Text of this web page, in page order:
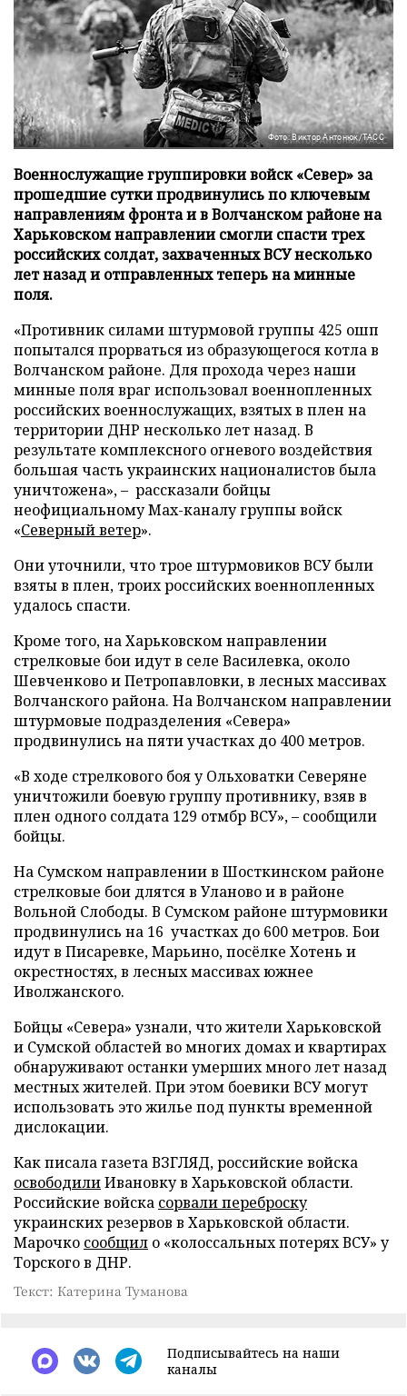
Фото: Виктор Антонюк/ТАСС
Военнослужащие группировки войск «Север» за
прошедшие сутки продвинулись по ключевым
направлениям фронта и в Волчанском районе на
Харьковском направлении смогли спасти трех
российских солдат, захваченных ВСУ несколько
лет назад и отправленных теперь на минные
поля.
«Противник силами штурмовой группы 425 ошп
попытался прорваться из образующегося котла в
Волчанском районе. Для прохода через наши
минные поля враг использовал военнопленных
российских военнослужащих, взятых в плен на
территории ДНР несколько лет назад. В
результате комплексного огневого воздействия
большая часть украинских националистов была
уничтожена», – рассказали бойцы
неофициальному Max-каналу группы войск
«Северный ветер».
Они уточнили, что трое штурмовиков ВСУ были
взяты в плен, троих российских военнопленных
удалось спасти.
Кроме того, на Харьковском направлении
стрелковые бои идут в селе Василевка, около
Шевченково и Петропавловки, в лесных массивах
Волчанского района. На Волчанском направлении
штурмовые подразделения «Севера»
продвинулись на пяти участках до 400 метров.
«В ходе стрелкового боя у Ольховатки Северяне
уничтожили боевую группу противнику, взяв в
плен одного солдата 129 отмбр ВСУ», – сообщили
бойцы.
На Сумском направлении в Шосткинском районе
стрелковые бои длятся в Уланово и в районе
Вольной Слободы. В Сумском районе штурмовики
продвинулись на 16 участках до 600 метров. Бои
идут в Писаревке, Марьино, посёлке Хотень и
окрестностях, в лесных массивах южнее
Иволжанского.
Бойцы «Севера» узнали, что жители Харьковской
и Сумской областей во многих домах и квартирах
обнаруживают останки умерших много лет назад
местных жителей. При этом боевики ВСУ могут
использовать это жилье под пункты временной
дислокации.
Как писала газета ВЗГЛЯД, российские войска
освободилиИвановку в Харьковской области.
Российские войска сорвали переброску
украинских резервов в Харьковской области.
Марочко сообщил о «колоссальных потерях ВСУ» у
Торского в ДНР.
Текст: Катерина Туманова
Подписывайтесь на наши
каналы